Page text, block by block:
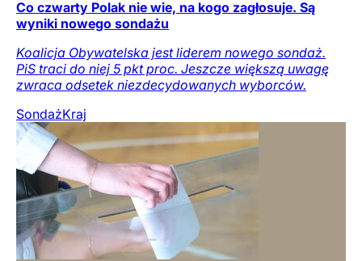
Co czwarty Polak nie wie, na kogo zagłosuje. Są
wyniki nowego sondażu
Koalicja Obywatelska jest liderem nowego sondaż.
PiS traci do niej 5 pkt proc. Jeszcze większą uwagę
zwraca odsetek niezdecydowanych wyborców.
SondażKraj